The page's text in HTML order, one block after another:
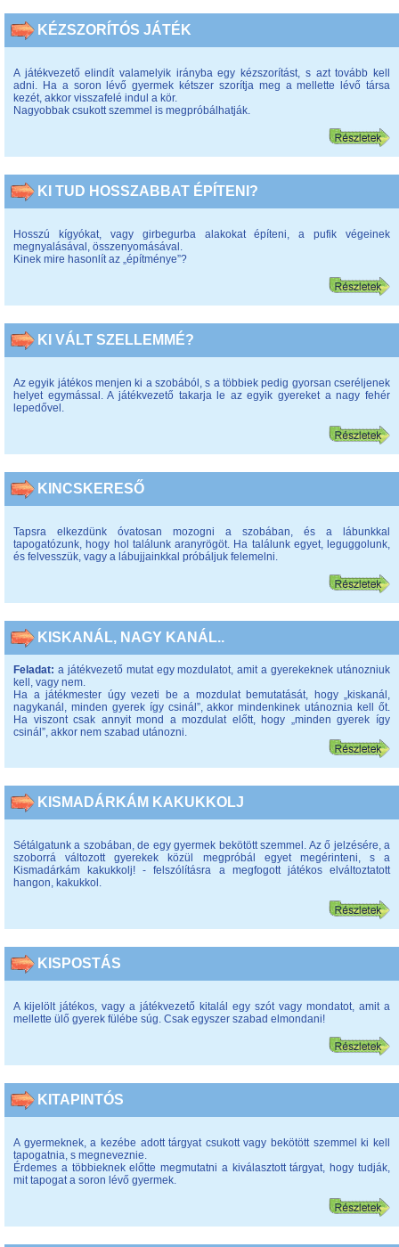
KÉZSZORÍTÓS JÁTÉK
A játékvezető elindít valamelyik irányba egy kézszorítást, s azt tovább kell
adni. Ha a soron lévő gyermek kétszer szorítja meg a mellette lévő társa
kezét, akkor visszafelé indul a kör.
Nagyobbak csukott szemmel is megpróbálhatják.
KI TUD HOSSZABBAT ÉPÍTENI?
Hosszú kígyókat, vagy girbegurba alakokat építeni, a pufik végeinek
megnyalásával, összenyomásával.
Kinek mire hasonlít az „építménye”?
KI VÁLT SZELLEMMÉ?
Az egyik játékos menjen ki a szobából, s a többiek pedig gyorsan cseréljenek
helyet egymással. A játékvezető takarja le az egyik gyereket a nagy fehér
lepedővel.
KINCSKERESŐ
Tapsra elkezdünk óvatosan mozogni a szobában, és a lábunkkal
tapogatózunk, hogy hol találunk aranyrögöt. Ha találunk egyet, leguggolunk,
és felvesszük, vagy a lábujjainkkal próbáljuk felemelni.
KISKANÁL, NAGY KANÁL..
Feladat: a játékvezető mutat egy mozdulatot, amit a gyerekeknek utánozniuk
kell, vagy nem.
Ha a játékmester úgy vezeti be a mozdulat bemutatását, hogy „kiskanál,
nagykanál, minden gyerek így csinál”, akkor mindenkinek utánoznia kell őt.
Ha viszont csak annyit mond a mozdulat előtt, hogy „minden gyerek így
csinál”, akkor nem szabad utánozni.
KISMADÁRKÁM KAKUKKOLJ
Sétálgatunk a szobában, de egy gyermek bekötött szemmel. Az ő jelzésére, a
szoborrá változott gyerekek közül megpróbál egyet megérinteni, s a
Kismadárkám kakukkolj! - felszólításra a megfogott játékos elváltoztatott
hangon, kakukkol.
KISPOSTÁS
A kijelölt játékos, vagy a játékvezető kitalál egy szót vagy mondatot, amit a
mellette ülő gyerek fülébe súg. Csak egyszer szabad elmondani!
KITAPINTÓS
A gyermeknek, a kezébe adott tárgyat csukott vagy bekötött szemmel ki kell
tapogatnia, s megneveznie.
Érdemes a többieknek előtte megmutatni a kiválasztott tárgyat, hogy tudják,
mit tapogat a soron lévő gyermek.